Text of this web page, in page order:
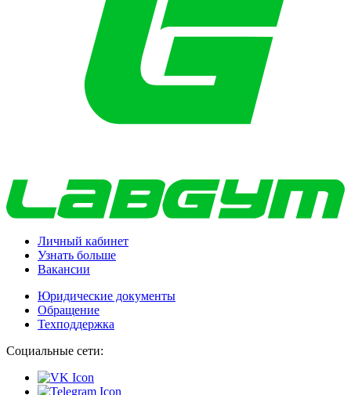
Личный кабинет
Узнать больше
Вакансии
Юридические документы
Обращение
Техподдержка
Социальные сети: